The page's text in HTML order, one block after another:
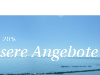
20%
Angebote